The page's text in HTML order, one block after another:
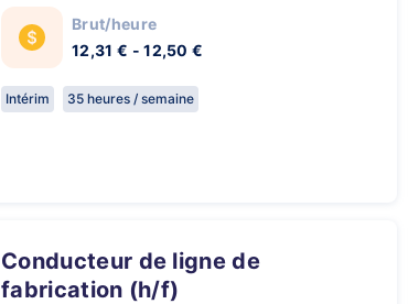
Brut/heure
12,31 € - 12,50 €
Intérim 35 heures / semaine
Conducteur de ligne de
fabrication (h/f)